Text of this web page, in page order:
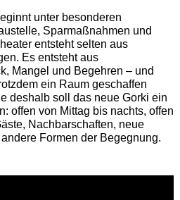
unter besonderen
Sparmaßnahmen und
entsteht selten aus
Es entsteht aus
Mangel und Begehren – und
ein Raum geschaffen
deshalb soll das neue Gorki ein
offen von Mittag bis nachts, offen
Nachbarschaften, neue
Formen der Begegnung.